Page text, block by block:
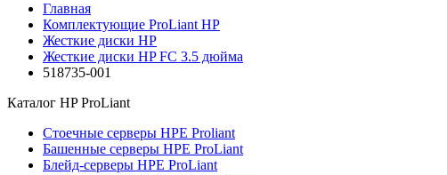
Главная
Комплектующие ProLiant HP
Жесткие диски HP
Жесткие диски HP FC 3.5 дюйма
518735-001
Каталог HP ProLiant
Стоечные серверы HPE Proliant
Башенные серверы HPE ProLiant
Блейд-серверы HPE ProLiant